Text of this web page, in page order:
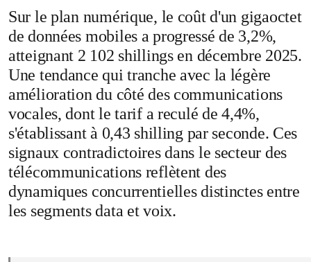
Sur le plan numérique, le coût d'un gigaoctet
de données mobiles a progressé de 3,2%,
atteignant 2 102 shillings en décembre 2025.
Une tendance qui tranche avec la légère
amélioration du côté des communications
vocales, dont le tarif a reculé de 4,4%,
s'établissant à 0,43 shilling par seconde. Ces
signaux contradictoires dans le secteur des
télécommunications reflètent des
dynamiques concurrentielles distinctes entre
les segments data et voix.